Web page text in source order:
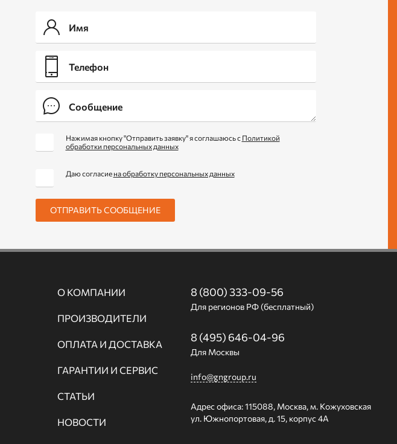
Нажимая кнопку "Отправить заявку" я соглашаюсь с Политикой
обработки персональных данных
Даю согласие на обработку персональных данных
ОТПРАВИТЬ СООБЩЕНИЕ
О КОМПАНИИ
ПРОИЗВОДИТЕЛИ
ОПЛАТА И ДОСТАВКА
ГАРАНТИИ И СЕРВИС
СТАТЬИ
НОВОСТИ
8 (800) 333-09-56
Для регионов РФ (бесплатный)
8 (495) 646-04-96
Для Москвы
info@gngroup.ru
Адрес офиса: 115088, Москва, м. Кожуховская
ул. Южнопортовая, д. 15, корпус 4А